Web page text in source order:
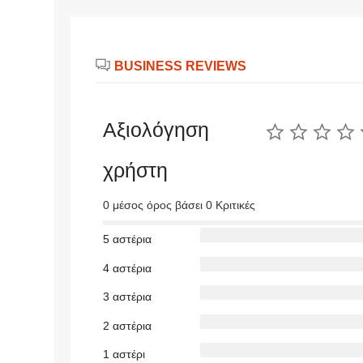
BUSINESS REVIEWS
Αξιολόγηση
χρήστη
0 μέσος όρος βάσει 0 Κριτικές
5 αστέρια
4 αστέρια
3 αστέρια
2 αστέρια
1 αστέρι